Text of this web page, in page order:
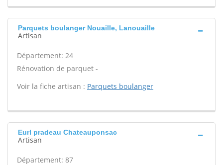
Parquets boulanger Nouaille, Lanouaille
Artisan
Département: 24
Rénovation de parquet -
Voir la fiche artisan : Parquets boulanger
Eurl pradeau Chateauponsac
Artisan
Département: 87